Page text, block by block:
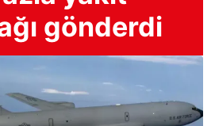
gönderdi